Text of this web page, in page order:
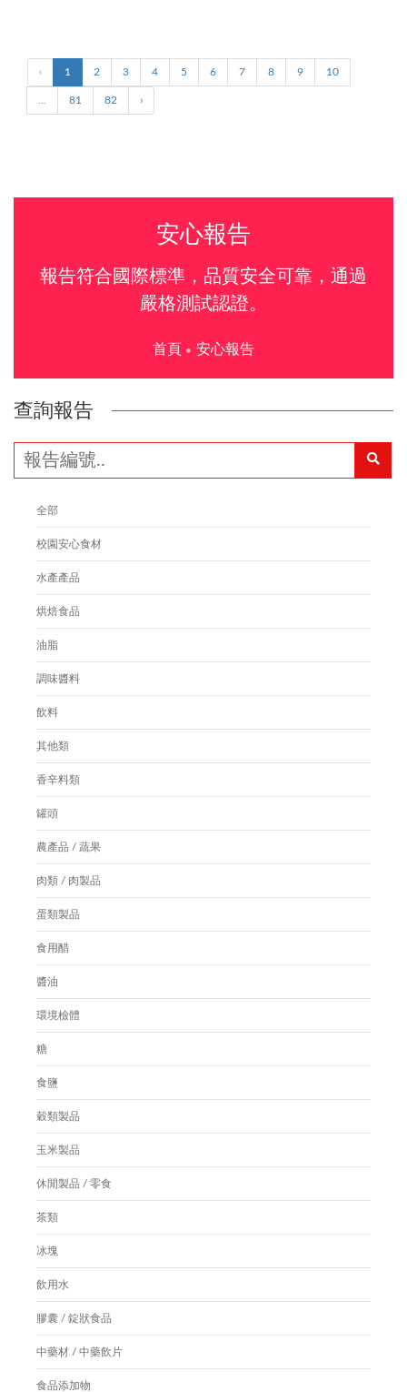
‹ 1 2 3 4 5 6 7 8 9 10
81 82 ›
安心報告
報告符合國際標準，品質安全可靠，通過
嚴格測試認證。
首頁 安心報告
查詢報告
全部
校園安心食材
水產產品
烘焙食品
油脂
調味醬料
飲料
其他類
香辛料類
罐頭
農產品 / 蔬果
肉類 / 肉製品
蛋類製品
食用醋
醬油
環境檢體
糖
食鹽
穀類製品
玉米製品
休閒製品 / 零食
茶類
冰塊
飲用水
膠囊 / 錠狀食品
中藥材 / 中藥飲片
食品添加物